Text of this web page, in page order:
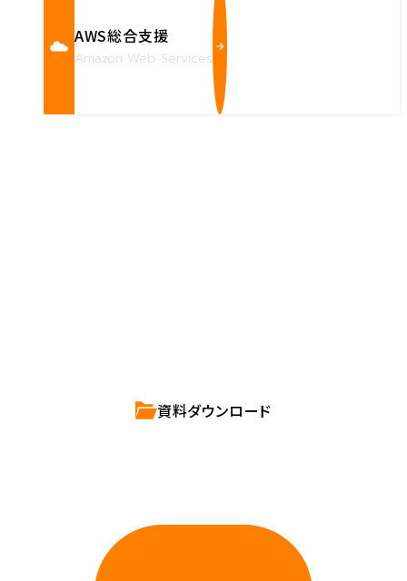
AWS総合支援
Amazon Web Services
資料ダウンロード